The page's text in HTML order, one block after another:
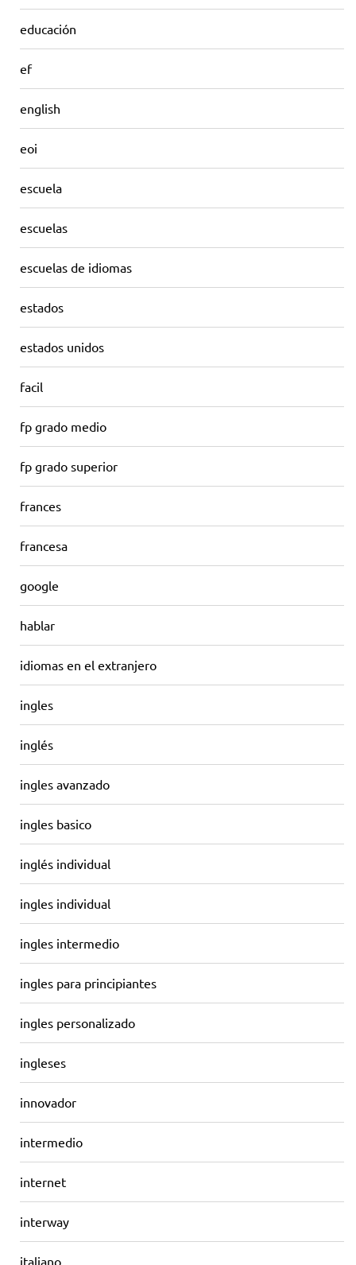
educación
ef
english
eoi
escuela
escuelas
escuelas de idiomas
estados
estados unidos
facil
fp grado medio
fp grado superior
frances
francesa
google
hablar
idiomas en el extranjero
ingles
inglés
ingles avanzado
ingles basico
inglés individual
ingles individual
ingles intermedio
ingles para principiantes
ingles personalizado
ingleses
innovador
intermedio
internet
interway
italiano